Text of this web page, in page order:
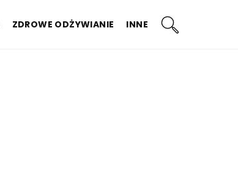
ZDROWE ODŻYWIANIE INNE